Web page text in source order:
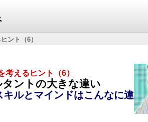
ント（6）
考えるヒント（6）
ントの大きな違い
キルとマインドはこんなに違